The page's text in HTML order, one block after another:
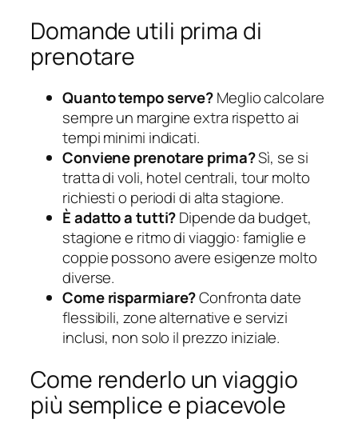
Domande utili prima di
prenotare
Quanto tempo serve?Meglio calcolare
sempre un margine extra rispetto ai
tempi minimi indicati.
Conviene prenotare prima?Sì, se si
tratta di voli, hotel centrali, tour molto
richiesti o periodi di alta stagione.
È adatto a tutti?Dipende da budget,
stagione e ritmo di viaggio: famiglie e
coppie possono avere esigenze molto
diverse.
Come risparmiare?Confronta date
flessibili, zone alternative e servizi
inclusi, non solo il prezzo iniziale.
Come renderlo un viaggio
più semplice e piacevole